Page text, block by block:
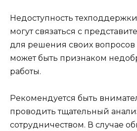
Недоступность
могут связаться с
для решения своих вопросов
может быть признаком
работы.
Рекомендуется быть
проводить тщательный
сотрудничеством. В случае